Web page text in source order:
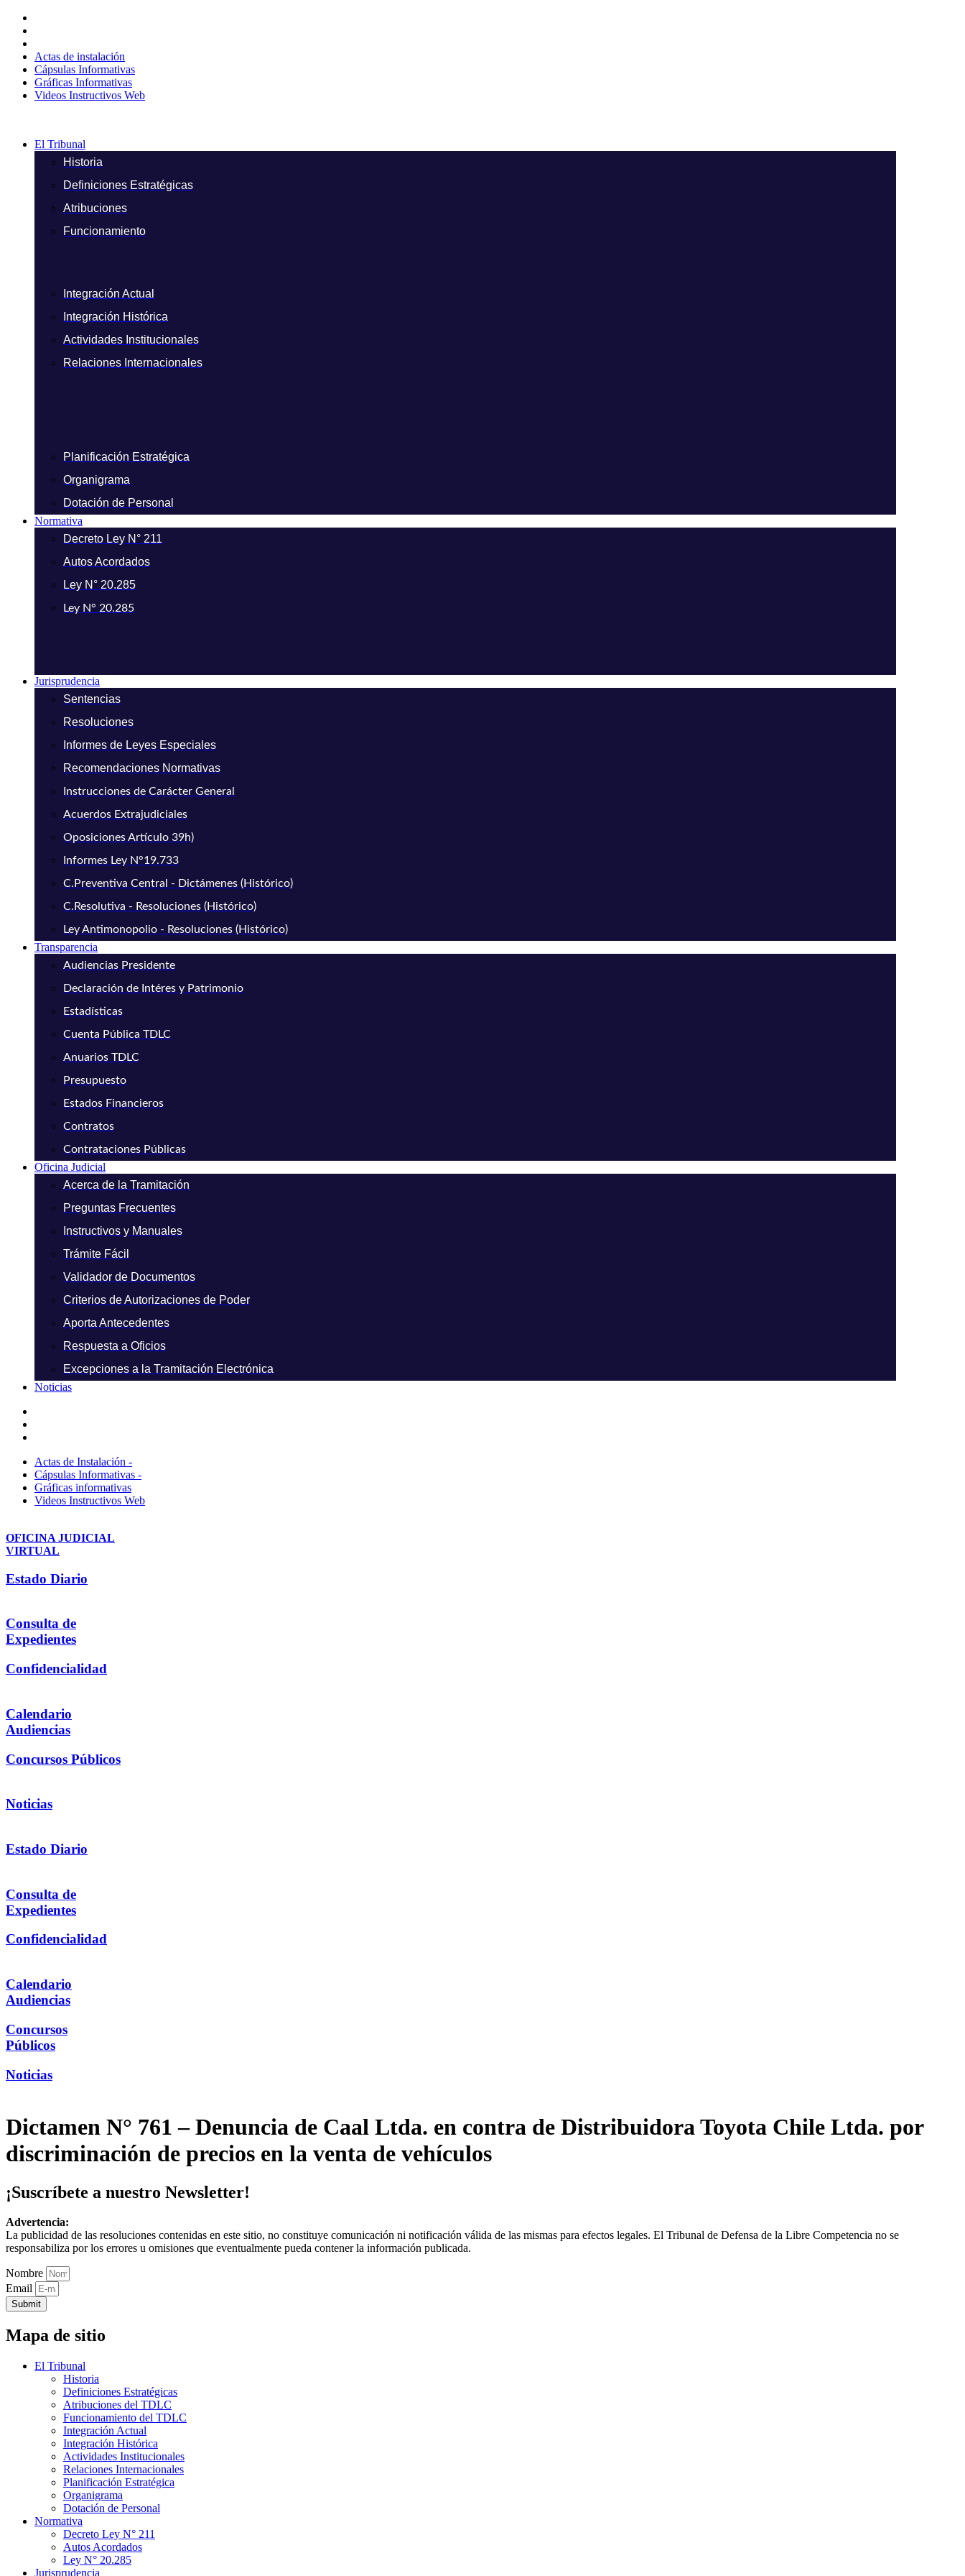
contenido
Actas de instalación
Cápsulas Informativas
Gráficas Informativas
Videos Instructivos Web
El Tribunal
Historia
Definiciones Estratégicas
Atribuciones
Funcionamiento
Integración Actual
Integración Histórica
Actividades Institucionales
Relaciones Internacionales
Planificación Estratégica
Organigrama
Dotación de Personal
Normativa
Decreto Ley N° 211
Autos Acordados
Ley N° 20.285
Ley N° 20.285
Jurisprudencia
Sentencias
Resoluciones
Informes de Leyes Especiales
Recomendaciones Normativas
Instrucciones de Carácter General
Acuerdos Extrajudiciales
Oposiciones Artículo 39h)
Informes Ley N°19.733
C.Preventiva Central - Dictámenes (Histórico)
C.Resolutiva - Resoluciones (Histórico)
Ley Antimonopolio - Resoluciones (Histórico)
Transparencia
Audiencias Presidente
Declaración de Intéres y Patrimonio
Estadísticas
Cuenta Pública TDLC
Anuarios TDLC
Presupuesto
Estados Financieros
Contratos
Contrataciones Públicas
Oficina Judicial
Acerca de la Tramitación
Preguntas Frecuentes
Instructivos y Manuales
Trámite Fácil
Validador de Documentos
Criterios de Autorizaciones de Poder
Aporta Antecedentes
Respuesta a Oficios
Excepciones a la Tramitación Electrónica
Noticias
Actas de Instalación -
Cápsulas Informativas -
Gráficas informativas
Videos Instructivos Web
OFICINA JUDICIAL
VIRTUAL
Estado Diario
Consulta de
Expedientes
Confidencialidad
Calendario
Audiencias
Concursos Públicos
Noticias
Estado Diario
Consulta de
Expedientes
Confidencialidad
Calendario
Audiencias
Concursos
Públicos
Noticias
Dictamen N° 761 – Denuncia de Caal Ltda. en contra de Distribuidora Toyota Chile Ltda. por
discriminación de precios en la venta de vehículos
¡Suscríbete a nuestro Newsletter!
Advertencia:
La publicidad de las resoluciones contenidas en este sitio, no constituye comunicación ni notificación válida de las mismas para efectos legales. El Tribunal de Defensa de la Libre Competencia no se
responsabiliza por los errores u omisiones que eventualmente pueda contener la información publicada.
Nombre
Email
Submit
Mapa de sitio
El Tribunal
Historia
Definiciones Estratégicas
Atribuciones del TDLC
Funcionamiento del TDLC
Integración Actual
Integración Histórica
Actividades Institucionales
Relaciones Internacionales
Planificación Estratégica
Organigrama
Dotación de Personal
Normativa
Decreto Ley N° 211
Autos Acordados
Ley N° 20.285
Jurisprudencia